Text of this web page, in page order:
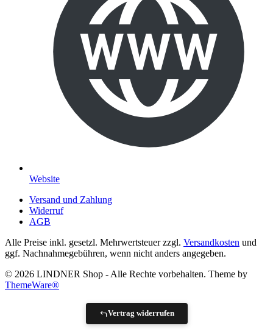
Website
Versand und Zahlung
Widerruf
AGB
Alle Preise inkl. gesetzl. Mehrwertsteuer zzgl. Versandkosten und
ggf. Nachnahmegebühren, wenn nicht anders angegeben.
© 2026 LINDNER Shop - Alle Rechte vorbehalten. Theme by
ThemeWare®
Vertrag widerrufen